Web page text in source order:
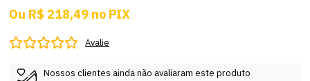
Ou R$ 218,49 no PIX
Avalie
Nossos clientes ainda não avaliaram este produto